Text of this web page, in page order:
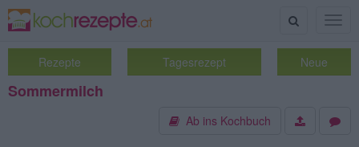
Suche
Rezepte Tagesrezept Neue
Sommermilch
Ab ins Kochbuch